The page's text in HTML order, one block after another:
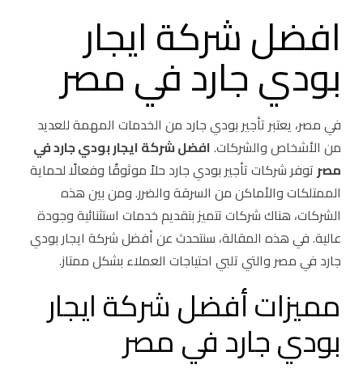
افضل شركة ايجار
بودي جارد في مصر
في مصر، يعتبر تأجير بودي جارد من الخدمات المهمة للعديد
من الأشخاص والشركات.افضل شركة ايجار بودي جارد في
مصر توفر شركات تأجير بودي جارد حلاً موثوقًا وفعالًا لحماية
الممتلكات والأماكن من السرقة والضرر. ومن بين هذه
الشركات، هناك شركات تتميز بتقديم خدمات استثنائية وجودة
عالية. في هذه المقالة، سنتحدث عن أفضل شركة ايجار بودي
جارد في مصر والتي تلبي احتياجات العملاء بشكل ممتاز.
مميزات أفضل شركة ايجار
بودي جارد في مصر